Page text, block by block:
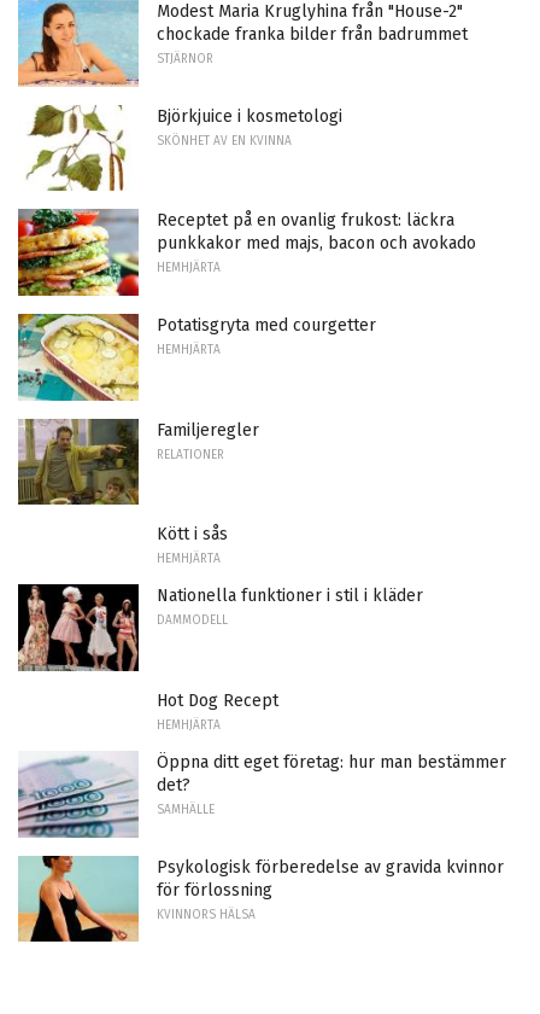
Modest Maria Kruglyhina från "House-2"
chockade franka bilder från badrummet
STJÄRNOR
Björkjuice i kosmetologi
SKÖNHET AV EN KVINNA
Receptet på en ovanlig frukost: läckra
punkkakor med majs, bacon och avokado
HEMHJÄRTA
Potatisgryta med courgetter
HEMHJÄRTA
Familjeregler
RELATIONER
Kött i sås
HEMHJÄRTA
Nationella funktioner i stil i kläder
DAMMODELL
Hot Dog Recept
HEMHJÄRTA
Öppna ditt eget företag: hur man bestämmer
det?
SAMHÄLLE
Psykologisk förberedelse av gravida kvinnor
för förlossning
KVINNORS HÄLSA